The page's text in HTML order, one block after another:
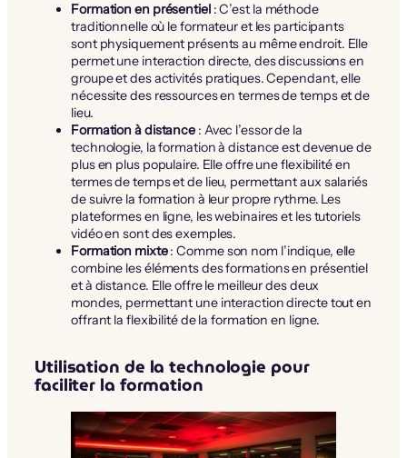
Formation en présentiel: C’est la méthode
traditionnelle où le formateur et les participants
sont physiquement présents au même endroit. Elle
permet une interaction directe, des discussions en
groupe et des activités pratiques. Cependant, elle
nécessite des ressources en termes de temps et de
lieu.
Formation à distance : Avec l’essor de la
technologie, la formation à distance est devenue de
plus en plus populaire. Elle offre une flexibilité en
termes de temps et de lieu, permettant aux salariés
de suivre la formation à leur propre rythme. Les
plateformes en ligne, les webinaires et les tutoriels
vidéo en sont des exemples.
Formation mixte: Comme son nom l’indique, elle
combine les éléments des formations en présentiel
et à distance. Elle offre le meilleur des deux
mondes, permettant une interaction directe tout en
offrant la flexibilité de la formation en ligne.
Utilisation de la technologie pour
faciliter la formation